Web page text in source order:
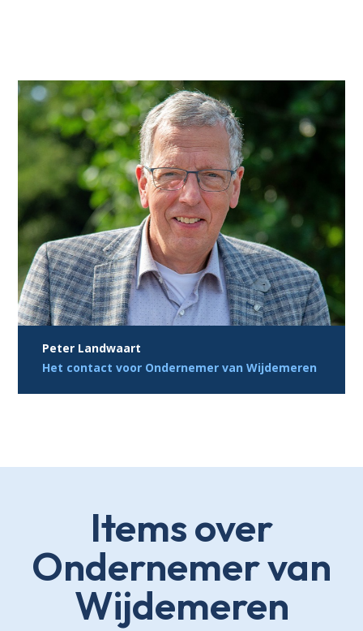
Peter Landwaart
Het contact voor Ondernemer van Wijdemeren
Items over
Ondernemer van
Wijdemeren